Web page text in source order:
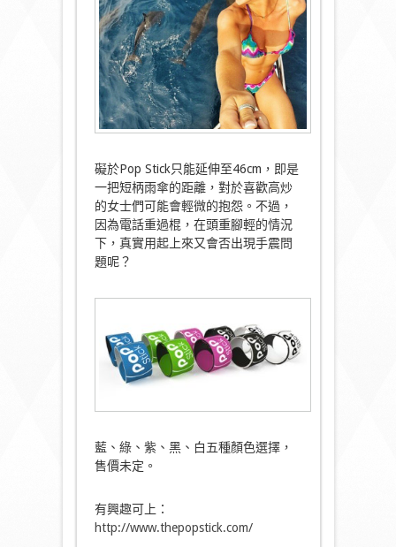
礙於Pop Stick只能延伸至46cm，即是
一把短柄雨傘的距離，對於喜歡高炒
的女士們可能會輕微的抱怨。不過，
因為電話重過棍，在頭重腳輕的情況
下，真實用起上來又會否出現手震問
題呢？
藍、綠、紫、黑、白五種顏色選擇，
售價未定。
有興趣可上：
http://www.thepopstick.com/